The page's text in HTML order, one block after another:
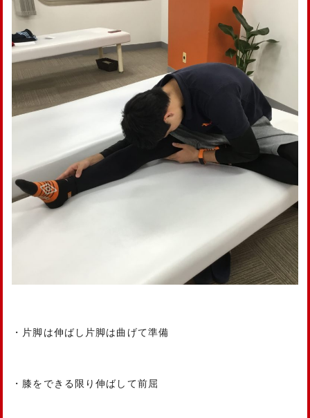
・片脚は伸ばし片脚は曲げて準備
・膝をできる限り伸ばして前屈